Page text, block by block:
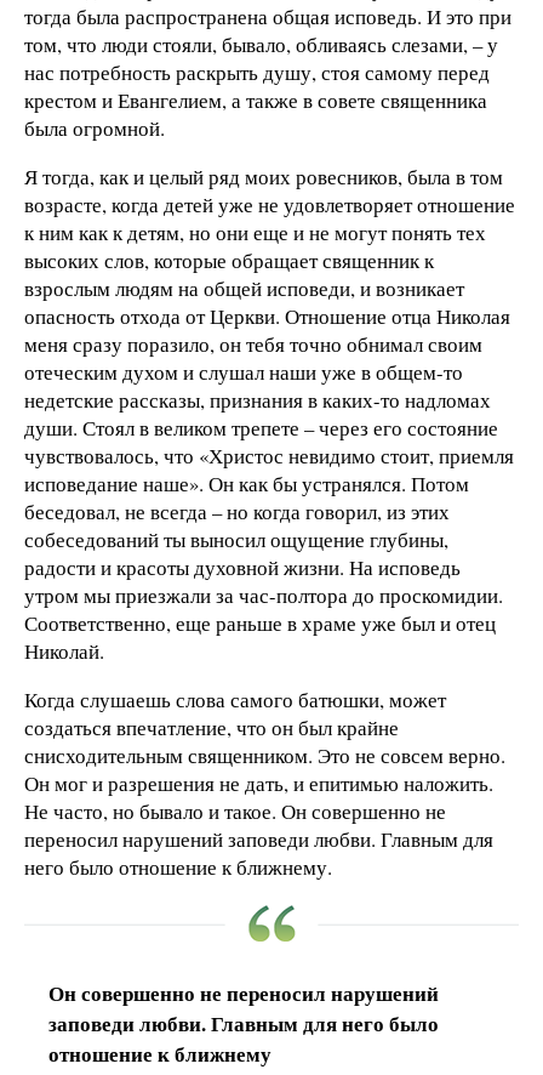
тогда была распространена общая исповедь. И это при
том, что люди стояли, бывало, обливаясь слезами, – у
нас потребность раскрыть душу, стоя самому перед
крестом и Евангелием, а также в совете священника
была огромной.
Я тогда, как и целый ряд моих ровесников, была в том
возрасте, когда детей уже не удовлетворяет отношение
к ним как к детям, но они еще и не могут понять тех
высоких слов, которые обращает священник к
взрослым людям на общей исповеди, и возникает
опасность отхода от Церкви. Отношение отца Николая
меня сразу поразило, он тебя точно обнимал своим
отеческим духом и слушал наши уже в общем-то
недетские рассказы, признания в каких-то надломах
души. Стоял в великом трепете – через его состояние
чувствовалось, что «Христос невидимо стоит, приемля
исповедание наше». Он как бы устранялся. Потом
беседовал, не всегда – но когда говорил, из этих
собеседований ты выносил ощущение глубины,
радости и красоты духовной жизни. На исповедь
утром мы приезжали за час-полтора до проскомидии.
Соответственно, еще раньше в храме уже был и отец
Николай.
Когда слушаешь слова самого батюшки, может
создаться впечатление, что он был крайне
снисходительным священником. Это не совсем верно.
Он мог и разрешения не дать, и епитимью наложить.
Не часто, но бывало и такое. Он совершенно не
переносил нарушений заповеди любви. Главным для
него было отношение к ближнему.
Он совершенно не переносил нарушений
заповеди любви. Главным для него было
отношение к ближнему